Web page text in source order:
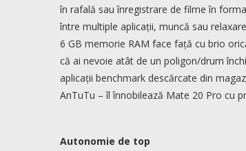
în rafală sau înregistrare de filme în
între multiple aplicații, muncă sau
6 GB memorie RAM face față cu brio
că ai nevoie atât de un poligon/drum
aplicații benchmark descărcate din
AnTuTu – îl înnobilează Mate 20 Pro cu
Autonomie de top